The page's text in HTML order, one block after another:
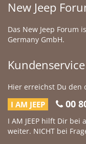
New Jeep
Das New Jeep Forum
Germany GmbH.
Kundenservice
Hier erreichst Du den
I AM JEEP 00
I AM JEEP hilft Dir bei
weiter. NICHT bei